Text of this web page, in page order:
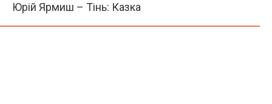
Юрій Ярмиш – Тінь: Казка